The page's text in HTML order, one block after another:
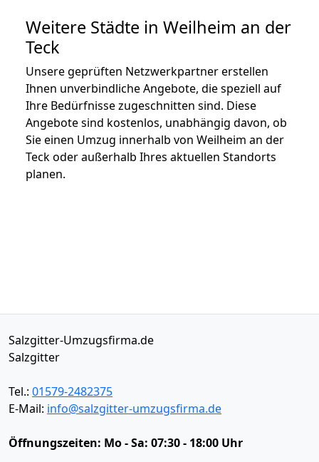
Weitere Städte in Weilheim an der
Teck
Unsere geprüften Netzwerkpartner erstellen
Ihnen unverbindliche Angebote, die speziell auf
Ihre Bedürfnisse zugeschnitten sind. Diese
Angebote sind kostenlos, unabhängig davon, ob
Sie einen Umzug innerhalb von Weilheim an der
Teck oder außerhalb Ihres aktuellen Standorts
planen.
Salzgitter-Umzugsfirma.de
Salzgitter
Tel.: 01579-2482375
E-Mail: info@salzgitter-umzugsfirma.de
Öffnungszeiten: Mo - Sa: 07:30 - 18:00 Uhr